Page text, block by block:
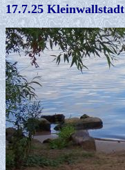
17.7.25 Kleinwallstadt